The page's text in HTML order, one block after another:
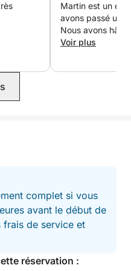
variété d'activités
criques isolées
îles et paysages
comme le ski nautique
plus de plaisir (en
vraiment unique, c'est
Martin est un
avons passé un
Nous avons hâte
nouveau l'année
Voir plus
complet si vous
avant le début de
de service et
réservation :